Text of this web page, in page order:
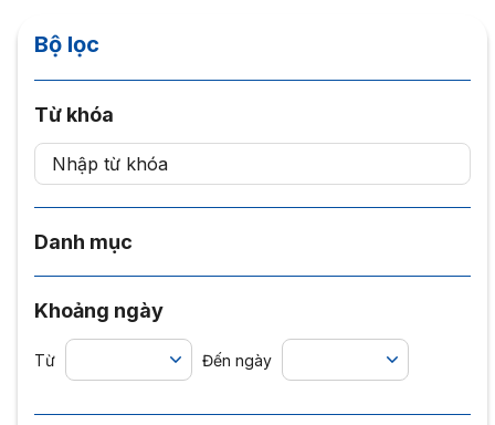
Bộ lọc
Từ khóa
Danh mục
Khoảng ngày
Từ Đến ngày